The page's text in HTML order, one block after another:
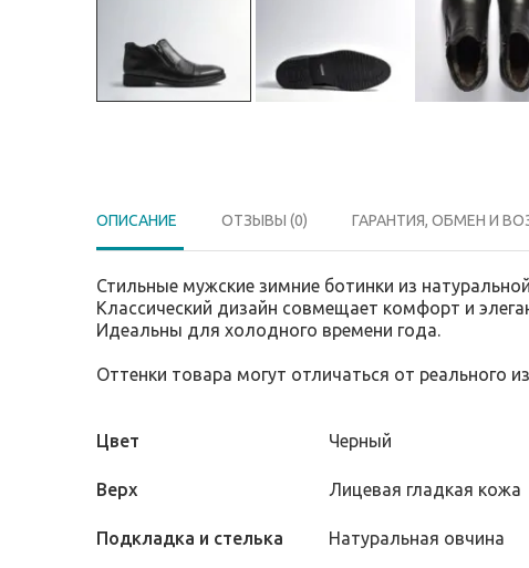
ОПИСАНИЕ ОТЗЫВЫ (0) ГАРАНТИЯ, ОБМЕН И
Классический дизайн совмещает комфорт и
Идеальны для холодного времени года.
Оттенки товара могут отличаться от реального
Цвет Черный
Верх Лицевая гладкая кожа
Подкладка и стелька Натуральная овчина